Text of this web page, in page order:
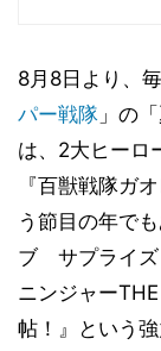
8月8日より、
パー戦隊 」の
は、2大ヒーロ
『百獣戦隊ガ
う節目の年で
ブ サプライズ
ニンジャー
帖！』という